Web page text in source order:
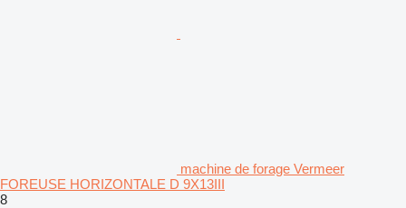
machine de forage Vermeer
FOREUSE HORIZONTALE D 9X13III
8